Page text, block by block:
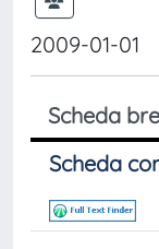
2009-01-01
Scheda
Scheda